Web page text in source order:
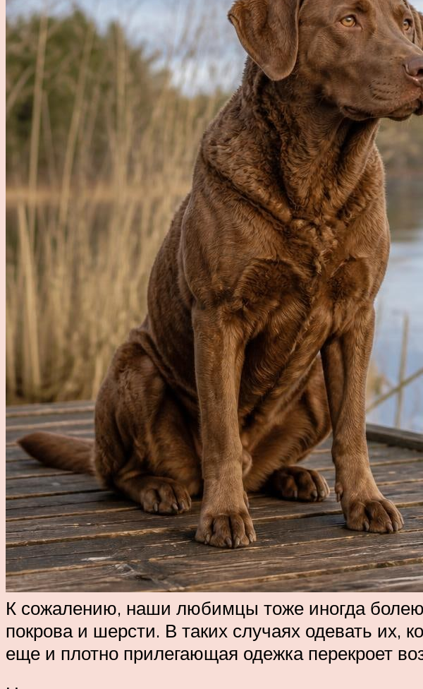
К сожалению, наши любимцы тоже иногда
покрова и шерсти. В таких случаях одевать их,
еще и плотно прилегающая одежка перекроет